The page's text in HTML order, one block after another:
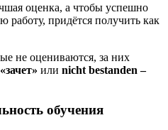
оценка, а чтобы успешно
работу, придётся получить как
не оцениваются, за них
или nicht bestanden –
обучения